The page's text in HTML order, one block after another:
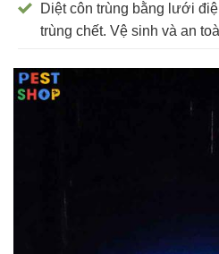
Diệt côn trùng bằng lưới
trùng chết. Vệ sinh và an